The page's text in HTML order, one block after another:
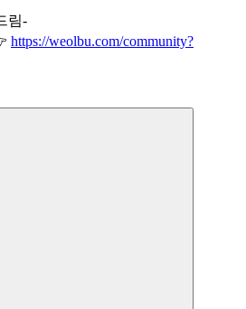
림-
https://weolbu.com/community?